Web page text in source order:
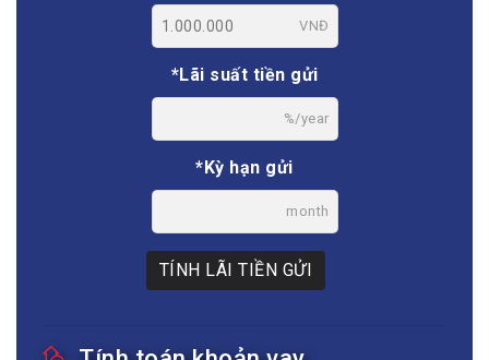
VNĐ
*Lãi suất tiền gửi
%/year
*Kỳ hạn gửi
month
TÍNH LÃI TIỀN GỬI